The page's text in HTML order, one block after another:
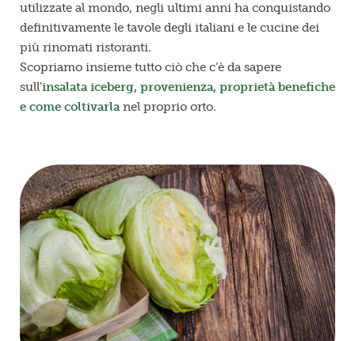
utilizzate al mondo, negli ultimi anni ha conquistando
definitivamente le tavole degli italiani e le cucine dei
più rinomati ristoranti.
Scopriamo insieme tutto ciò che c’è da sapere
sull'insalata iceberg, provenienza, proprietà benefiche
e come coltivarlanel proprio orto.